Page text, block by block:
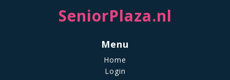
SeniorPlaza.nl
Menu
Home
Login